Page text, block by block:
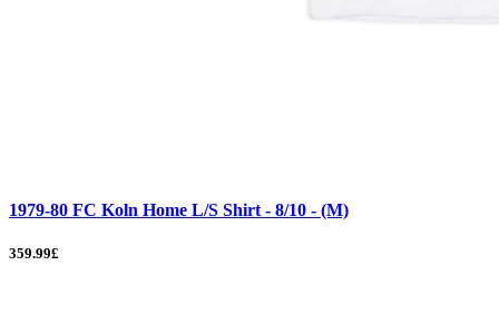
1979-80 FC Koln Home L/S Shirt - 8/10 - (M)
359.99£